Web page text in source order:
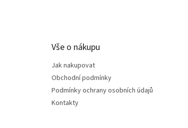
Vše o nákupu
Jak nakupovat
Obchodní podmínky
Podmínky ochrany osobních údajů
Kontakty